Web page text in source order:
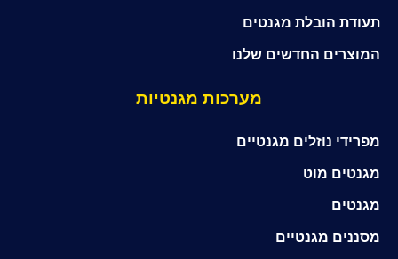
תעודת הובלת מגנטים
המוצרים החדשים שלנו
מערכות מגנטיות
מפרידי נוזלים מגנטיים
מגנטים מוט
מגנטים
מסננים מגנטיים